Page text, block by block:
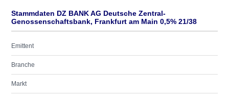
Stammdaten DZ BANK AG Deutsche Zentral-
Genossenschaftsbank, Frankfurt am Main 0,5% 21/38
Emittent
Branche
Markt